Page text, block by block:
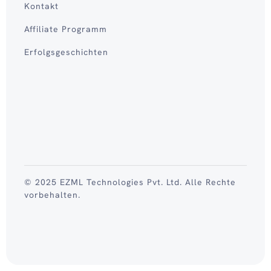
Kontakt
Affiliate Programm
Erfolgsgeschichten
© 2025 EZML Technologies Pvt. Ltd. Alle Rechte
vorbehalten.